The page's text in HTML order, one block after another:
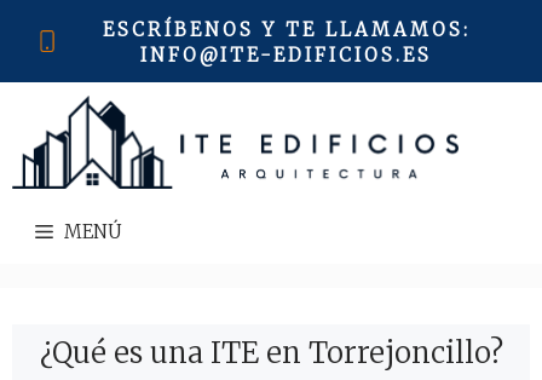
ESCRÍBENOS Y TE LLAMAMOS:
INFO@ITE-EDIFICIOS.ES
MENÚ
¿Qué es una ITE en Torrejoncillo?